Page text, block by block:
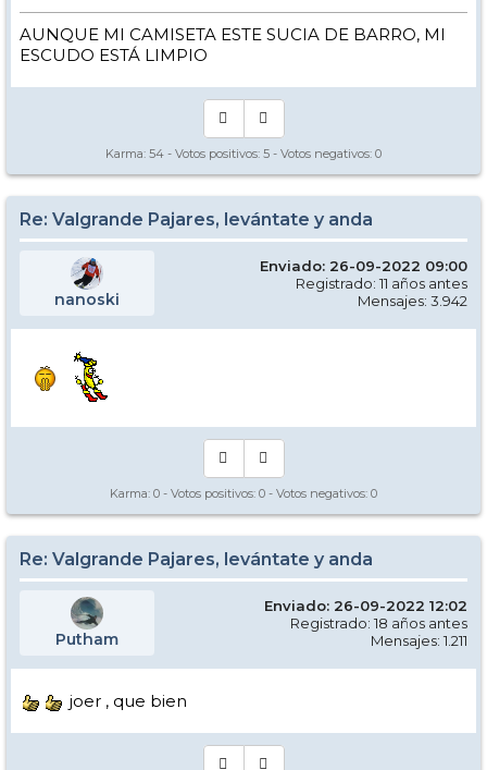
AUNQUE MI CAMISETA ESTE SUCIA DE BARRO, MI
ESCUDO ESTÁ LIMPIO
Karma: 54 - Votos positivos: 5 - Votos negativos: 0
Re: Valgrande Pajares, levántate y anda
nanoski
Enviado: 26-09-2022 09:00
Registrado: 11 años antes
Mensajes: 3.942
Karma: 0 - Votos positivos: 0 - Votos negativos: 0
Re: Valgrande Pajares, levántate y anda
Putham
Enviado: 26-09-2022 12:02
Registrado: 18 años antes
Mensajes: 1.211
joer , que bien